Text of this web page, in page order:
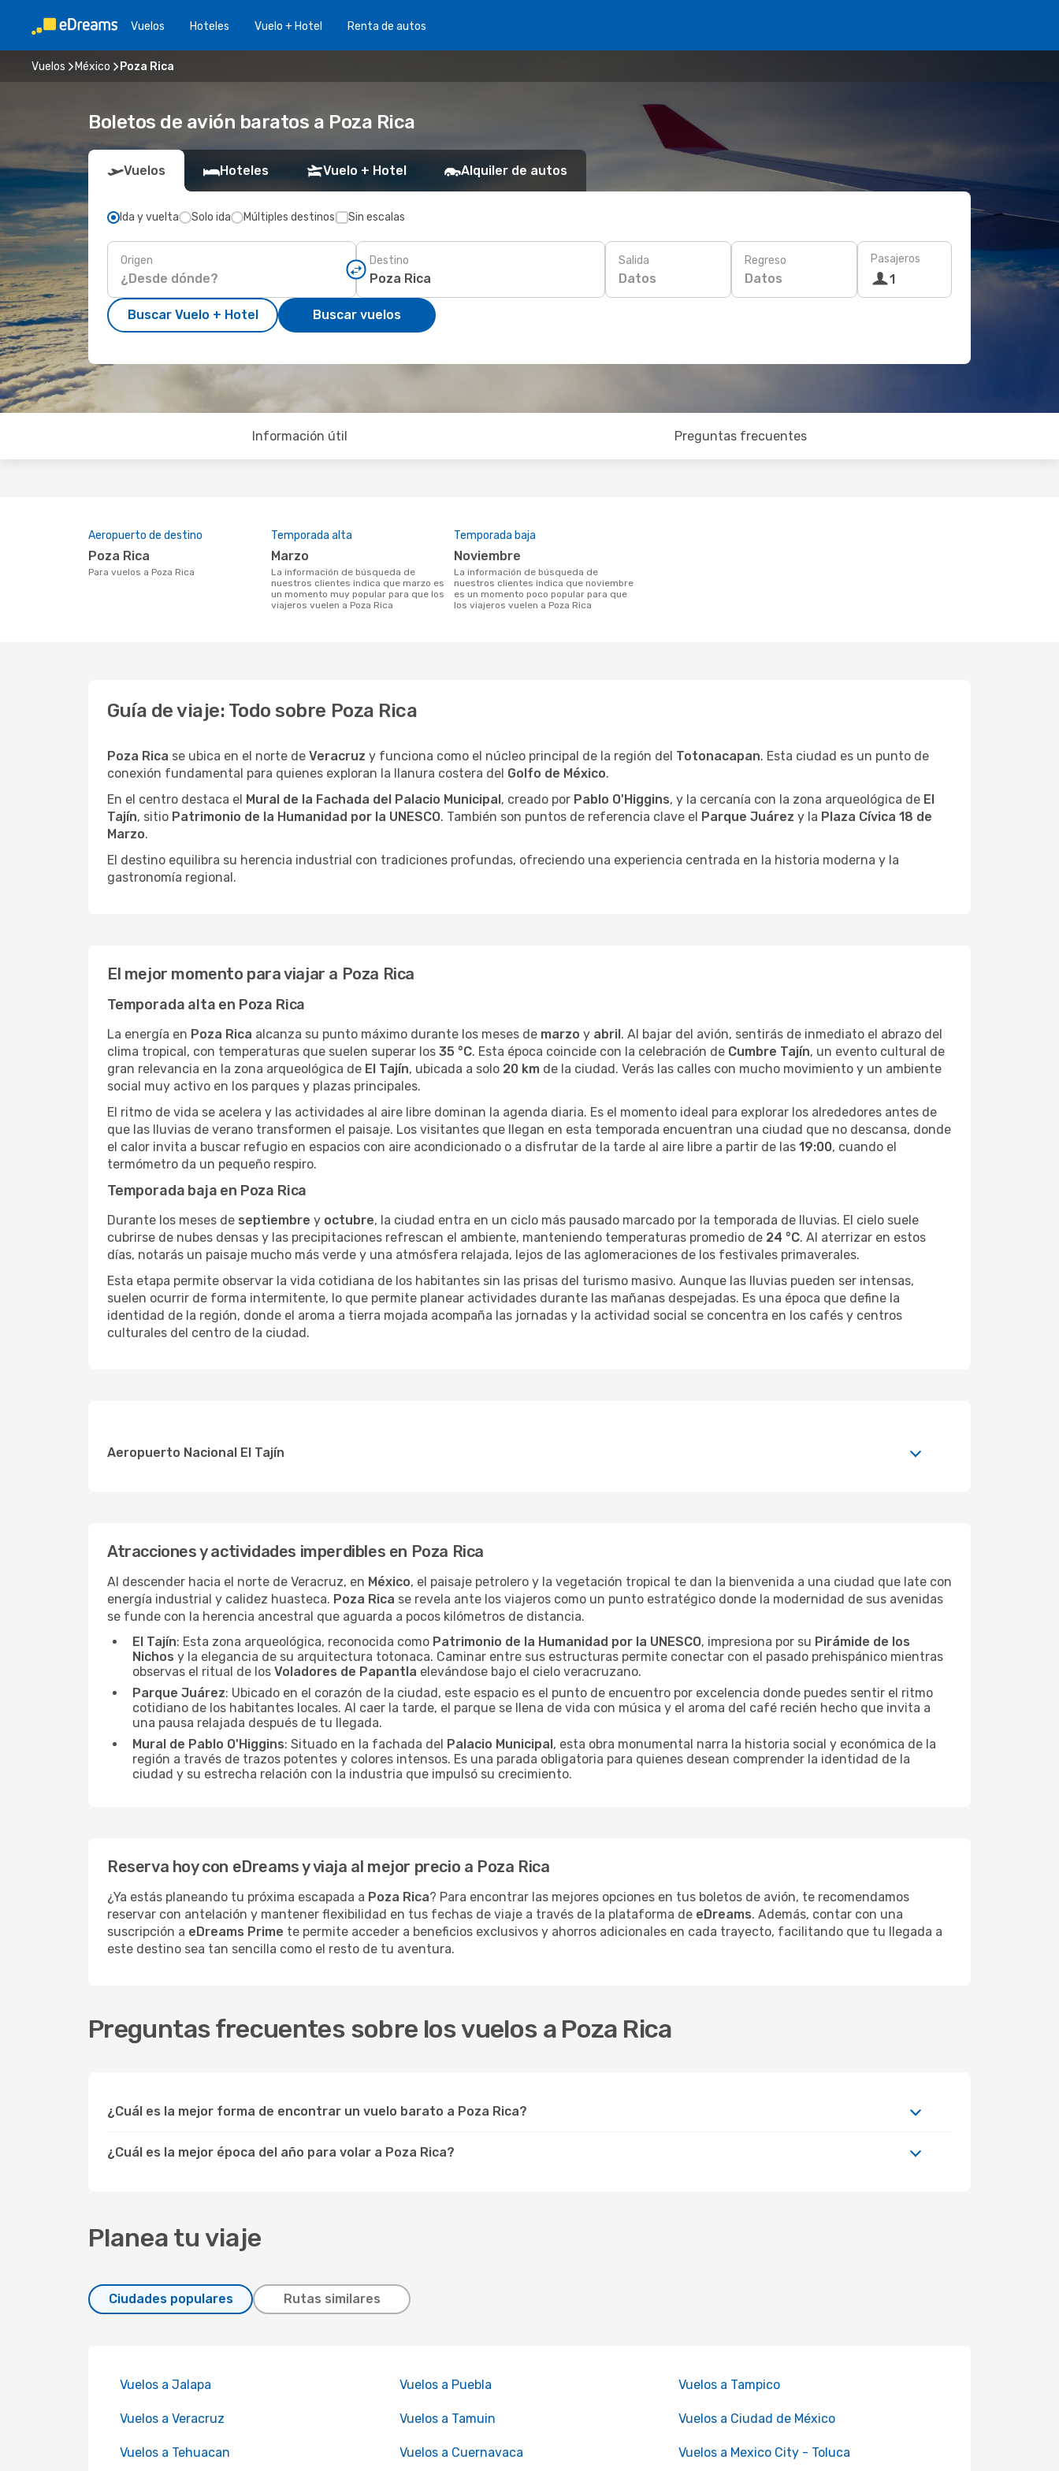
Vuelos Hoteles Vuelo + Hotel Renta de autos
Vuelos México Poza Rica
Boletos de avión baratos a Poza Rica
Vuelos Hoteles Vuelo + Hotel Alquiler de autos
Ida y vuelta Solo ida Múltiples destinos Sin escalas
Origen Destino Salida
Datos
Regreso
Datos
Pasajeros
1
Buscar Vuelo + Hotel Buscar vuelos
Información útil Preguntas frecuentes
Aeropuerto de destino
Poza Rica
Para vuelos a Poza Rica
Temporada alta
marzo
La información de búsqueda de
nuestros clientes indica que marzo es
un momento muy popular para que los
viajeros vuelen a Poza Rica
Temporada baja
noviembre
La información de búsqueda de
nuestros clientes indica que noviembre
es un momento poco popular para que
los viajeros vuelen a Poza Rica
Guía de viaje: Todo sobre Poza Rica
Poza Rica se ubica en el norte de Veracruz y funciona como el núcleo principal de la región del Totonacapan. Esta ciudad es un punto de
conexión fundamental para quienes exploran la llanura costera del Golfo de México.
En el centro destaca el Mural de la Fachada del Palacio Municipal, creado por Pablo O'Higgins, y la cercanía con la zona arqueológica de El
Tajín, sitio Patrimonio de la Humanidad por la UNESCO. También son puntos de referencia clave el Parque Juárez y la Plaza Cívica 18 de
Marzo.
El destino equilibra su herencia industrial con tradiciones profundas, ofreciendo una experiencia centrada en la historia moderna y la
gastronomía regional.
El mejor momento para viajar a Poza Rica
Temporada alta en Poza Rica
La energía en Poza Rica alcanza su punto máximo durante los meses de marzo y abril. Al bajar del avión, sentirás de inmediato el abrazo del
clima tropical, con temperaturas que suelen superar los 35 °C. Esta época coincide con la celebración de Cumbre Tajín, un evento cultural de
gran relevancia en la zona arqueológica de El Tajín, ubicada a solo 20 km de la ciudad. Verás las calles con mucho movimiento y un ambiente
social muy activo en los parques y plazas principales.
El ritmo de vida se acelera y las actividades al aire libre dominan la agenda diaria. Es el momento ideal para explorar los alrededores antes de
que las lluvias de verano transformen el paisaje. Los visitantes que llegan en esta temporada encuentran una ciudad que no descansa, donde
el calor invita a buscar refugio en espacios con aire acondicionado o a disfrutar de la tarde al aire libre a partir de las 19:00, cuando el
termómetro da un pequeño respiro.
Temporada baja en Poza Rica
Durante los meses de septiembre y octubre, la ciudad entra en un ciclo más pausado marcado por la temporada de lluvias. El cielo suele
cubrirse de nubes densas y las precipitaciones refrescan el ambiente, manteniendo temperaturas promedio de 24 °C. Al aterrizar en estos
días, notarás un paisaje mucho más verde y una atmósfera relajada, lejos de las aglomeraciones de los festivales primaverales.
Esta etapa permite observar la vida cotidiana de los habitantes sin las prisas del turismo masivo. Aunque las lluvias pueden ser intensas,
suelen ocurrir de forma intermitente, lo que permite planear actividades durante las mañanas despejadas. Es una época que define la
identidad de la región, donde el aroma a tierra mojada acompaña las jornadas y la actividad social se concentra en los cafés y centros
culturales del centro de la ciudad.
Aeropuerto Nacional El Tajín
Atracciones y actividades imperdibles en Poza Rica
Al descender hacia el norte de Veracruz, en México, el paisaje petrolero y la vegetación tropical te dan la bienvenida a una ciudad que late con
energía industrial y calidez huasteca. Poza Rica se revela ante los viajeros como un punto estratégico donde la modernidad de sus avenidas
se funde con la herencia ancestral que aguarda a pocos kilómetros de distancia.
El Tajín: Esta zona arqueológica, reconocida como Patrimonio de la Humanidad por la UNESCO, impresiona por su Pirámide de los
Nichos y la elegancia de su arquitectura totonaca. Caminar entre sus estructuras permite conectar con el pasado prehispánico mientras
observas el ritual de los Voladores de Papantla elevándose bajo el cielo veracruzano.
Parque Juárez: Ubicado en el corazón de la ciudad, este espacio es el punto de encuentro por excelencia donde puedes sentir el ritmo
cotidiano de los habitantes locales. Al caer la tarde, el parque se llena de vida con música y el aroma del café recién hecho que invita a
una pausa relajada después de tu llegada.
Mural de Pablo O'Higgins: Situado en la fachada del Palacio Municipal, esta obra monumental narra la historia social y económica de la
región a través de trazos potentes y colores intensos. Es una parada obligatoria para quienes desean comprender la identidad de la
ciudad y su estrecha relación con la industria que impulsó su crecimiento.
Reserva hoy con eDreams y viaja al mejor precio a Poza Rica
¿Ya estás planeando tu próxima escapada a Poza Rica? Para encontrar las mejores opciones en tus boletos de avión, te recomendamos
reservar con antelación y mantener flexibilidad en tus fechas de viaje a través de la plataforma de eDreams. Además, contar con una
suscripción a eDreams Prime te permite acceder a beneficios exclusivos y ahorros adicionales en cada trayecto, facilitando que tu llegada a
este destino sea tan sencilla como el resto de tu aventura.
Preguntas frecuentes sobre los vuelos a Poza Rica
¿Cuál es la mejor forma de encontrar un vuelo barato a Poza Rica?
¿Cuál es la mejor época del año para volar a Poza Rica?
Planea tu viaje
Ciudades populares Rutas similares
Vuelos a Jalapa Vuelos a Puebla Vuelos a Tampico
Vuelos a Veracruz Vuelos a Tamuin Vuelos a Ciudad de México
Vuelos a Tehuacan Vuelos a Cuernavaca Vuelos a Mexico City - Toluca